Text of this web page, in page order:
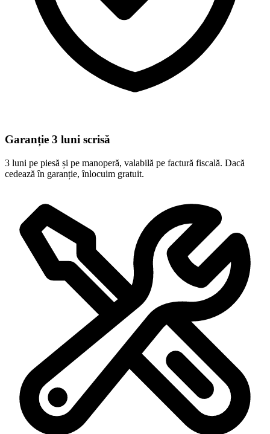
Garanție 3 luni scrisă
3 luni pe piesă și pe manoperă, valabilă pe factură fiscală. Dacă
cedează în garanție, înlocuim gratuit.